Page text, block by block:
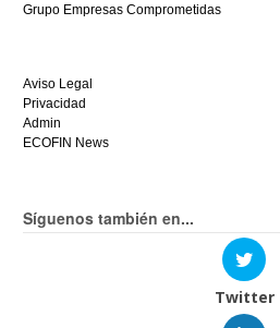
Grupo Empresas Comprometidas
Aviso Legal
Privacidad
Admin
ECOFIN News
Síguenos también en...
Twitter